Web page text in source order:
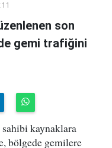
son
gemi trafiğini
kaynaklara
bölgede gemilere